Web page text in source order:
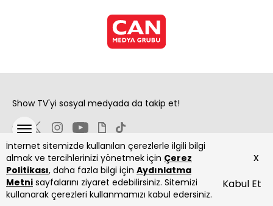
İnternet sitemizde kullanılan çerezlerle ilgili bilgi
almak ve tercihlerinizi yönetmek için Çerez
Politikası, daha fazla bilgi için Aydınlatma
Metni sayfalarını ziyaret edebilirsiniz. Sitemizi
kullanarak çerezleri kullanmamızı kabul edersiniz.
Kabul Et
x
Show TV'yi sosyal medyada da takip et!
Copyright 2026 Show Televizyon Yayıncılık A.Ş.